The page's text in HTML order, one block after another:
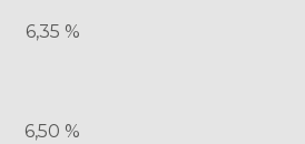
6,35 %
6,50 %